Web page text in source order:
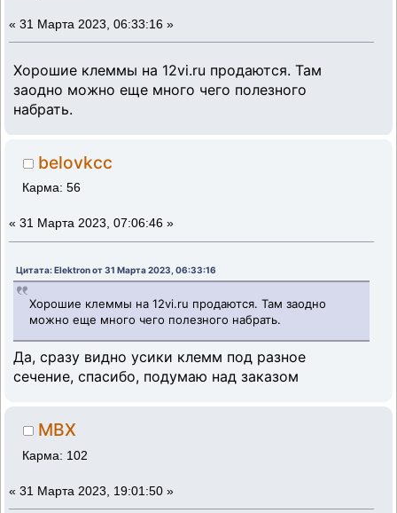
« 31 Марта 2023, 06:33:16 »
Хорошие клеммы на 12vi.ru продаются. Там
заодно можно еще много чего полезного
набрать.
belovkcc
Карма: 56
« 31 Марта 2023, 07:06:46 »
Цитата: Elektron от 31 Марта 2023, 06:33:16
Хорошие клеммы на 12vi.ru продаются. Там заодно
можно еще много чего полезного набрать.
Да, сразу видно усики клемм под разное
сечение, спасибо, подумаю над заказом
MBX
Карма: 102
« 31 Марта 2023, 19:01:50 »